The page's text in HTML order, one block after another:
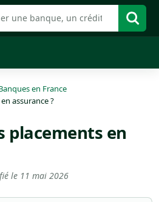
en France
assurance ?
placements en
le 11 mai 2026